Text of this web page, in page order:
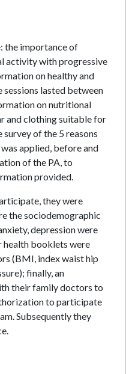
the importance of
activity with progressive
on healthy and
lasted between
on nutritional
and clothing suitable for
survey of the 5 reasons
applied, before and
of the PA, to
provided.
they were
the sociodemographic
depression were
health booklets were
(BMI, index waist hip
finally, an
their family doctors to
to participate
Subsequently they